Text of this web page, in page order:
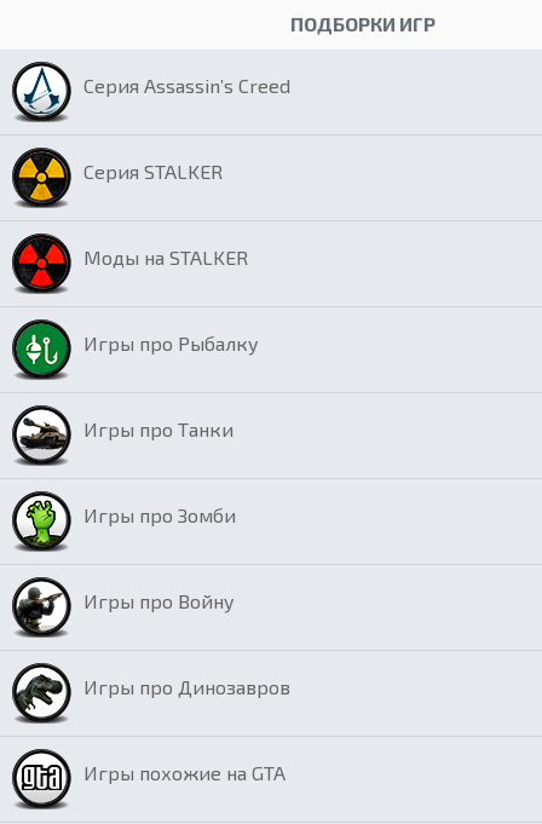
ПОДБОРКИ ИГР
Серия Assassin’s Creed
Серия STALKER
Моды на STALKER
Игры про Рыбалку
Игры про Танки
Игры про Зомби
Игры про Войну
Игры про Динозавров
Игры похожие на GTA